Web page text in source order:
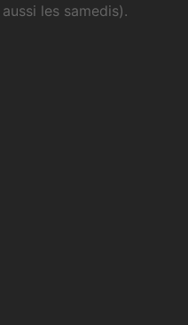
les samedis).